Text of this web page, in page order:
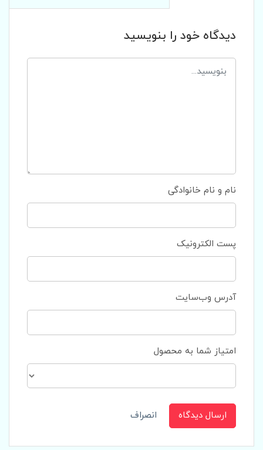
دیدگاه خود را بنویسید
نام و نام خانوادگی
پست الکترونیک
آدرس وب‌سایت
امتیاز شما به محصول
ارسال دیدگاه انصراف